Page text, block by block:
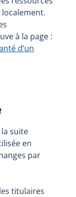
à la page :
d’un
suite
en
par
titulaires